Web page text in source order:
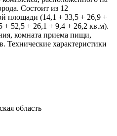
Состоит из 12
площади (14,1 + 33,5 + 26,9 +
+ 52,5 + 26,1 + 9,4 + 26,2 кв.м).
комната приема пищи,
Технические характеристики
область